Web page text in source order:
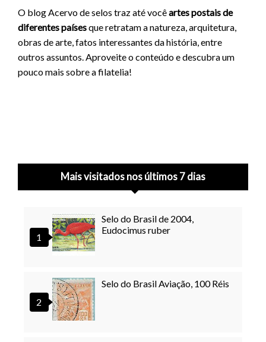
O blog Acervo de selos traz até vocêartes postais de
diferentes paísesque retratam a natureza, arquitetura,
obras de arte, fatos interessantes da história, entre
outros assuntos. Aproveite o conteúdo e descubra um
pouco mais sobre a filatelia!
Mais visitados nos últimos 7 dias
Selo do Brasil de 2004,
Eudocimus ruber
Selo do Brasil Aviação, 100 Réis